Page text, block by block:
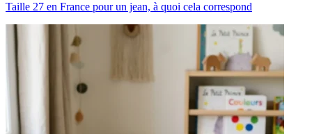
Taille 27 en France pour un jean, à quoi cela correspond